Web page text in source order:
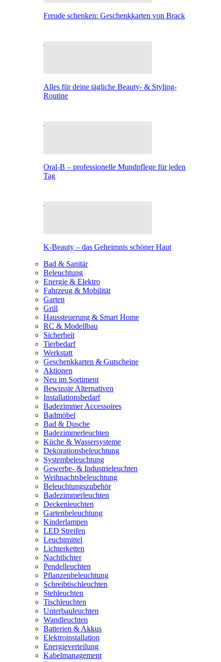
Freude schenken: Geschenkkarten von Brack
Alles für deine tägliche Beauty- & Styling-
Routine
Oral-B – professionelle Mundpflege für jeden
Tag
K-Beauty – das Geheimnis schöner Haut
Bad & Sanitär
Beleuchtung
Energie & Elektro
Fahrzeug & Mobilität
Garten
Grill
Haussteuerung & Smart Home
RC & Modellbau
Sicherheit
Tierbedarf
Werkstatt
Geschenkkarten & Gutscheine
Aktionen
Neu im Sortiment
Bewusste Alternativen
Installationsbedarf
Badezimmer Accessoires
Badmöbel
Bad & Dusche
Badezimmerleuchten
Küche & Wassersysteme
Dekorationsbeleuchtung
Systembeleuchtung
Gewerbe- & Industrieleuchten
Weihnachtsbeleuchtung
Beleuchtungszubehör
Badezimmerleuchten
Deckenleuchten
Gartenbeleuchtung
Kinderlampen
LED Streifen
Leuchtmittel
Lichterketten
Nachtlichter
Pendelleuchten
Pflanzenbeleuchtung
Schreibtischleuchten
Stehleuchten
Tischleuchten
Unterbauleuchten
Wandleuchten
Batterien & Akkus
Elektroinstallation
Energieverteilung
Kabelmanagement